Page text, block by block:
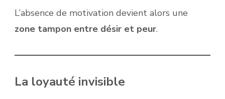
L’absence de motivation devient alors une
zone tampon entre désir et peur.
La loyauté invisible